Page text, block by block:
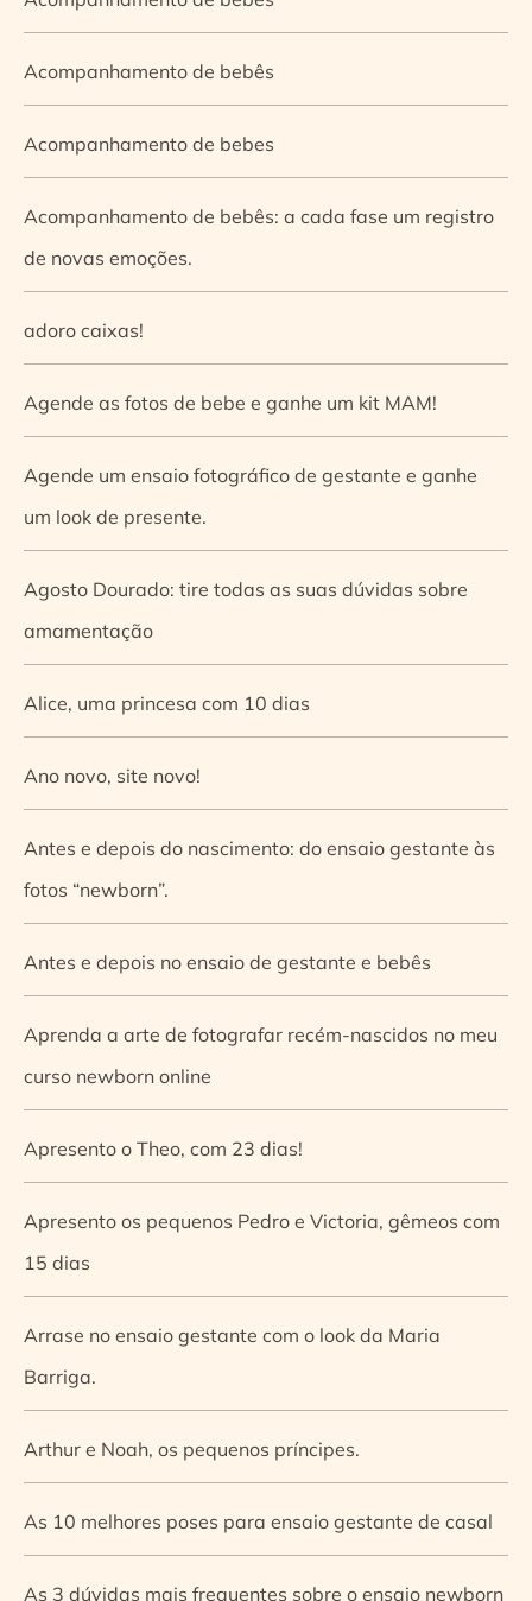
Acompanhamento de bebês
Acompanhamento de bebes
Acompanhamento de bebês: a cada fase um registro
de novas emoções.
adoro caixas!
Agende as fotos de bebe e ganhe um kit MAM!
Agende um ensaio fotográfico de gestante e ganhe
um look de presente.
Agosto Dourado: tire todas as suas dúvidas sobre
amamentação
Alice, uma princesa com 10 dias
Ano novo, site novo!
Antes e depois do nascimento: do ensaio gestante às
fotos “newborn”.
Antes e depois no ensaio de gestante e bebês
Aprenda a arte de fotografar recém-nascidos no meu
curso newborn online
Apresento o Theo, com 23 dias!
Apresento os pequenos Pedro e Victoria, gêmeos com
15 dias
Arrase no ensaio gestante com o look da Maria
Barriga.
Arthur e Noah, os pequenos príncipes.
As 10 melhores poses para ensaio gestante de casal
As 3 dúvidas mais frequentes sobre o ensaio newborn